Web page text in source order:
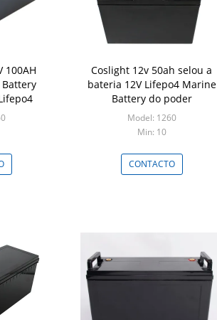
100AH
Coslight 12v 50ah selou a
bateria 12V Lifepo4 Marine
Battery do poder
Model: 1260
Min: 10
CONTACTO